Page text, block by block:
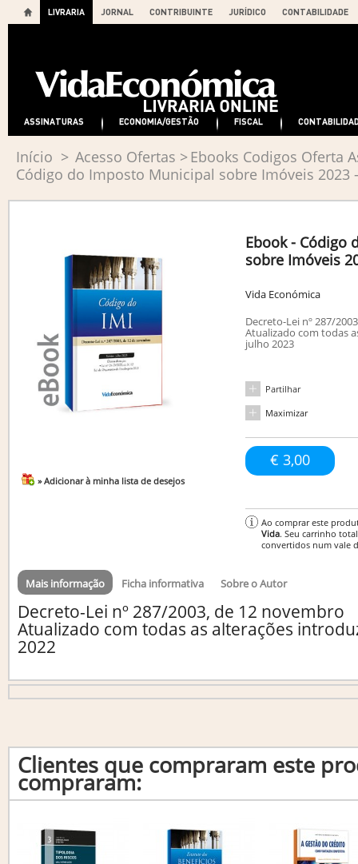
LIVRARIA JORNAL CONTRIBUINTE JURÍDICO CONTABILIDADE
ASSINATURAS ECONOMIA/GESTÃO FISCAL
Início > Acesso Ofertas >Ebooks Codigos Oferta
Código do Imposto Municipal sobre Imóveis 2023
» Adicionar à minha lista de desejos
Ebook - Código
sobre Imóveis
Vida Económica
Decreto-Lei nº 287/
Atualizado com todas
julho 2023
Partilhar
Maximizar
€ 3,00
Ao comprar este
Vida. Seu carrinho
convertidos num vale
Mais informação Ficha informativa Sobre o Autor
Decreto-Lei nº 287/2003, de 12 novembro
Atualizado com todas as alterações
2022
Clientes que compraram este
compraram: